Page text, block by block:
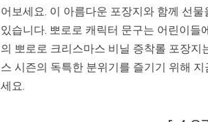
어보세요. 이 아름다운 포장지와 함께 선
있습니다. 뽀로로 캐릭터 문구는 어린이
의 뽀로로 크리스마스 비닐 증착롤 포장
스 시즌의 독특한 분위기를 즐기기 위해
세요.